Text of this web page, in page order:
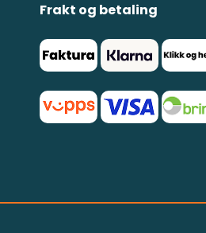
Frakt og betaling